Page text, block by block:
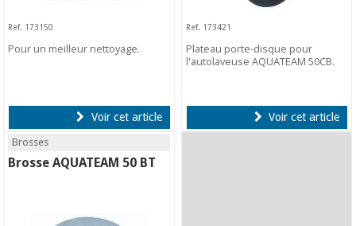
Ref. 173150
Pour un meilleur nettoyage.
Voir cet article
Ref. 173421
Plateau porte-disque pour
l'autolaveuse AQUATEAM 50CB.
Voir cet article
Brosses
Brosse AQUATEAM 50 BT